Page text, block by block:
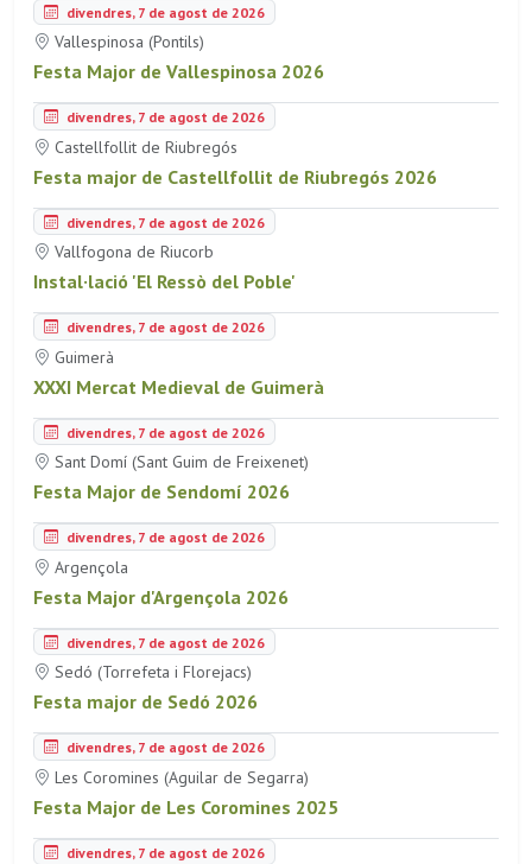
divendres, 7 de agost de 2026
Vallespinosa (Pontils)
Festa Major de Vallespinosa 2026
divendres, 7 de agost de 2026
Castellfollit de Riubregós
Festa major de Castellfollit de Riubregós 2026
divendres, 7 de agost de 2026
Vallfogona de Riucorb
Instal·lació 'El Ressò del Poble'
divendres, 7 de agost de 2026
Guimerà
XXXI Mercat Medieval de Guimerà
divendres, 7 de agost de 2026
Sant Domí (Sant Guim de Freixenet)
Festa Major de Sendomí 2026
divendres, 7 de agost de 2026
Argençola
Festa Major d'Argençola 2026
divendres, 7 de agost de 2026
Sedó (Torrefeta i Florejacs)
Festa major de Sedó 2026
divendres, 7 de agost de 2026
Les Coromines (Aguilar de Segarra)
Festa Major de Les Coromines 2025
divendres, 7 de agost de 2026